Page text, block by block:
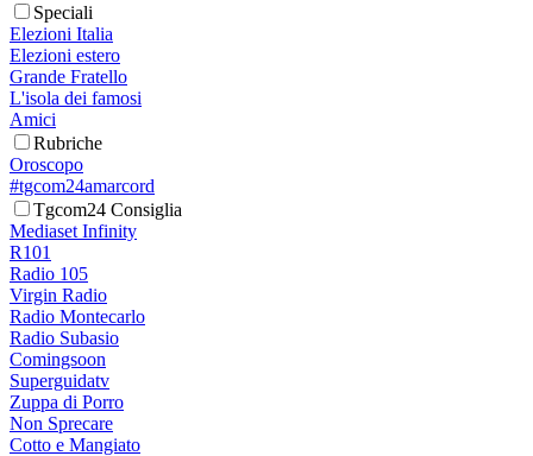
Speciali
Elezioni Italia
Elezioni estero
Grande Fratello
L'isola dei famosi
Amici
Rubriche
Oroscopo
#tgcom24amarcord
Tgcom24 Consiglia
Mediaset Infinity
R101
Radio 105
Virgin Radio
Radio Montecarlo
Radio Subasio
Comingsoon
Superguidatv
Zuppa di Porro
Non Sprecare
Cotto e Mangiato